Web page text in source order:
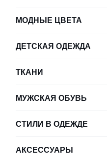
МОДНЫЕ ЦВЕТА
ДЕТСКАЯ ОДЕЖДА
ТКАНИ
МУЖСКАЯ ОБУВЬ
СТИЛИ В ОДЕЖДЕ
АКСЕССУАРЫ